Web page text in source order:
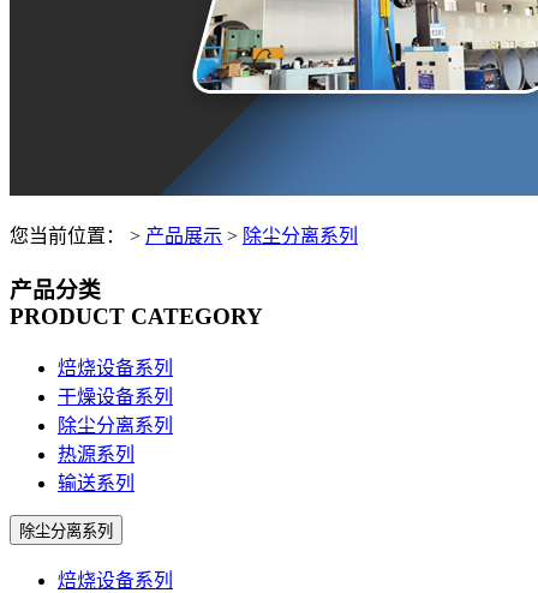
您当前位置： > 产品展示 > 除尘分离系列
产品分类
PRODUCT CATEGORY
焙烧设备系列
干燥设备系列
除尘分离系列
热源系列
输送系列
除尘分离系列
焙烧设备系列